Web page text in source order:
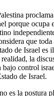
porque ocupa
que
de Israel es
la
control
de Israel.
es la postura